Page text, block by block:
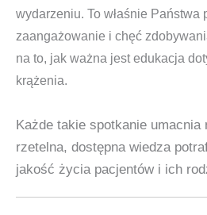
wydarzeniu. To właśnie Państwa
zaangażowanie i chęć
na to, jak ważna jest edukacja
krążenia.
Każde takie spotkanie
rzetelna, dostępna wiedza
jakość życia pacjentów i ich